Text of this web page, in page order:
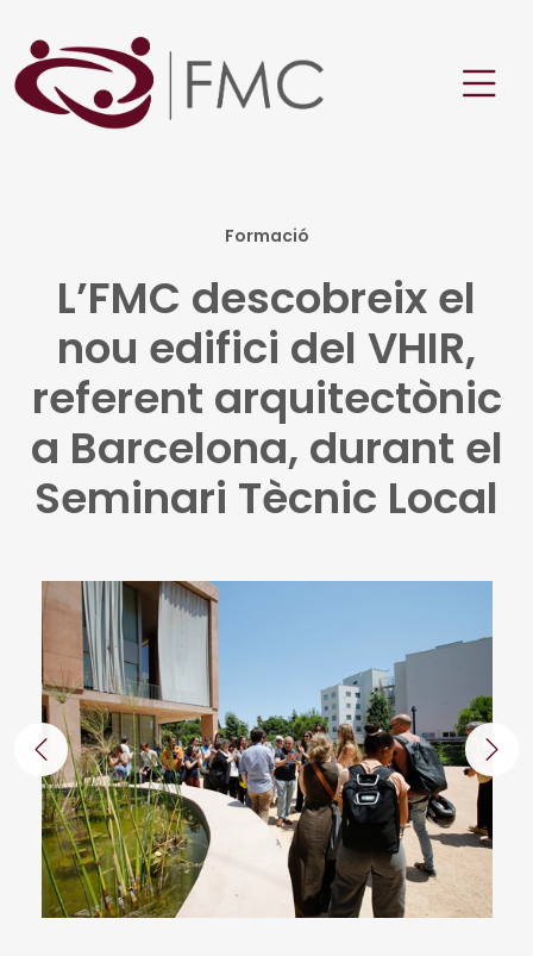
Formació
L’FMC descobreix el
nou edifici del VHIR,
referent arquitectònic
a Barcelona, durant el
Seminari Tècnic Local
Anterior